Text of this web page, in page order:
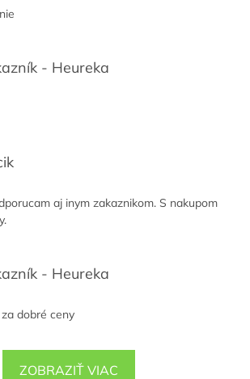
- Heureka
aj inym zakaznikom. S nakupom
- Heureka
dobré ceny
ZOBRAZIŤ VIAC